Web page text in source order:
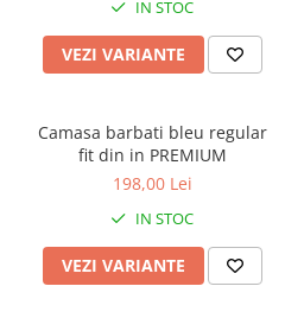
IN STOC
VEZI VARIANTE
Camasa barbati bleu regular
fit din in PREMIUM
198,00 Lei
IN STOC
VEZI VARIANTE